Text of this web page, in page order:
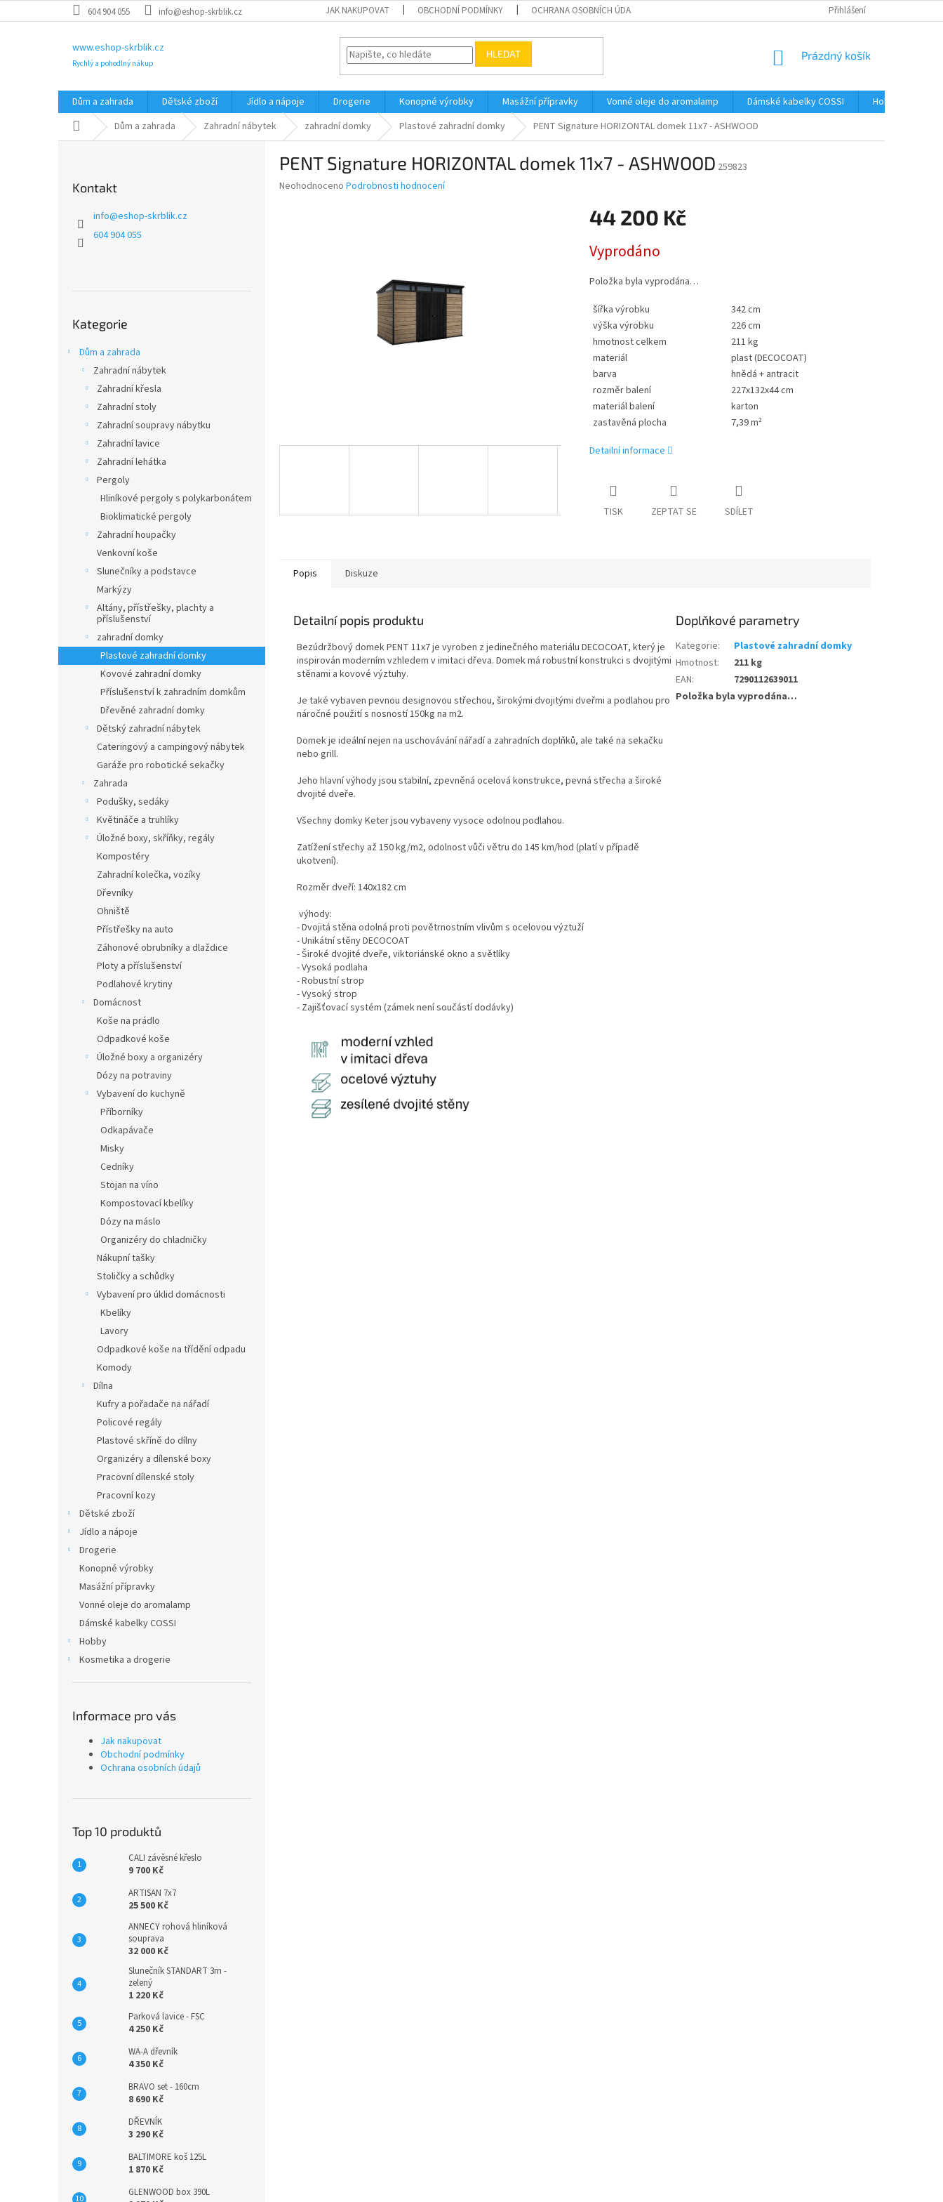
na
604 904 055 info@eshop-skrblik.cz JAK NAKUPOVAT OBCHODNÍ PODMÍNKY OCHRANA OSOBNÍCH ÚDAJŮ Přihlášení
www.eshop-skrblik.cz
Rychlý a pohodlný nákup
HLEDAT
NÁKUPNÍ
Prázdný košík
Dům a zahrada Dětské zboží Jídlo a nápoje Drogerie Konopné výrobky Masážní přípravky Vonné oleje do aromalamp Dámské kabelky COSSI Hobby
Domů Dům a zahrada Zahradní nábytek zahradní domky Plastové zahradní domky PENT Signature HORIZONTAL domek 11x7 - ASHWOOD
Kontakt
info@eshop-skrblik.cz
604 904 055
kategorie
Kategorie
Dům a zahrada
Zahradní nábytek
Zahradní křesla
Zahradní stoly
Zahradní soupravy nábytku
Zahradní lavice
Zahradní lehátka
Pergoly
Hliníkové pergoly s polykarbonátem
Bioklimatické pergoly
Zahradní houpačky
Venkovní koše
Slunečníky a podstavce
Markýzy
Altány, přístřešky, plachty a
příslušenství
zahradní domky
Plastové zahradní domky
Kovové zahradní domky
Příslušenství k zahradním domkům
Dřevěné zahradní domky
Dětský zahradní nábytek
Cateringový a campingový nábytek
Garáže pro robotické sekačky
Zahrada
Podušky, sedáky
Květináče a truhlíky
Úložné boxy, skříňky, regály
Kompostéry
Zahradní kolečka, vozíky
Dřevníky
Ohniště
Přístřešky na auto
Záhonové obrubníky a dlaždice
Ploty a příslušenství
Podlahové krytiny
Domácnost
Koše na prádlo
Odpadkové koše
Úložné boxy a organizéry
Dózy na potraviny
Vybavení do kuchyně
Příborníky
Odkapávače
Misky
Cedníky
Stojan na víno
Kompostovací kbelíky
Dózy na máslo
Organizéry do chladničky
Nákupní tašky
Stoličky a schůdky
Vybavení pro úklid domácnosti
Kbelíky
Lavory
Odpadkové koše na třídění odpadu
Komody
Dílna
Kufry a pořadače na nářadí
Policové regály
Plastové skříně do dílny
Organizéry a dílenské boxy
Pracovní dílenské stoly
Pracovní kozy
Dětské zboží
Jídlo a nápoje
Drogerie
Konopné výrobky
Masážní přípravky
Vonné oleje do aromalamp
Dámské kabelky COSSI
Hobby
Kosmetika a drogerie
Informace pro vás
Jak nakupovat
Obchodní podmínky
Ochrana osobních údajů
Top 10 produktů
CALI závěsné křeslo
9 700 Kč
ARTISAN 7x7
25 500 Kč
ANNECY rohová hliníková
souprava
32 000 Kč
Slunečník STANDART 3m -
zelený
1 220 Kč
Parková lavice - FSC
4 250 Kč
WA-A dřevník
4 350 Kč
BRAVO set - 160cm
8 690 Kč
DŘEVNÍK
3 290 Kč
BALTIMORE koš 125L
1 870 Kč
GLENWOOD box 390L
PENT Signature HORIZONTAL domek 11x7 - ASHWOOD 259823
Průměrné
Neohodnoceno Podrobnosti hodnocení
44 200 Kč
cena:
Vyprodáno
Položka byla vyprodána…
šířka výrobku
342 cm
výška výrobku
226 cm
hmotnost celkem
211 kg
materiál
plast (DECOCOAT)
barva
hnědá + antracit
rozměr balení
227x132x44 cm
materiál balení
karton
zastavěná plocha
7,39 m²
Detailní informace
TISK ZEPTAT SE SDÍLET
Popis Diskuze
Detailní popis produktu
Bezúdržbový domek PENT 11x7 je vyroben z jedinečného materiálu DECOCOAT, který je
inspirován moderním vzhledem v imitaci dřeva. Domek má robustní konstrukci s dvojitými
stěnami a kovové výztuhy.
Je také vybaven pevnou designovou střechou, širokými dvojitými dveřmi a podlahou pro
náročné použití s nosností 150kg na m2.
Domek je ideální nejen na uschovávání nářadí a zahradních doplňků, ale také na sekačku
nebo grill.
Jeho hlavní výhody jsou stabilní, zpevněná ocelová konstrukce, pevná střecha a široké
dvojité dveře.
Všechny domky Keter jsou vybaveny vysoce odolnou podlahou.
Zatížení střechy až 150 kg/m2, odolnost vůči větru do 145 km/hod (platí v případě
ukotvení).
Rozměr dveří: 140x182 cm
výhody:
- Dvojitá stěna odolná proti povětrnostním vlivům s ocelovou výztuží
- Unikátní stěny DECOCOAT
- Široké dvojité dveře, viktoriánské okno a světlíky
- Vysoká podlaha
- Robustní strop
- Vysoký strop
- Zajišťovací systém (zámek není součástí dodávky)
Doplňkové parametry
Kategorie:
Plastové zahradní domky
Hmotnost:
211 kg
EAN:
7290112639011
Položka byla vyprodána…